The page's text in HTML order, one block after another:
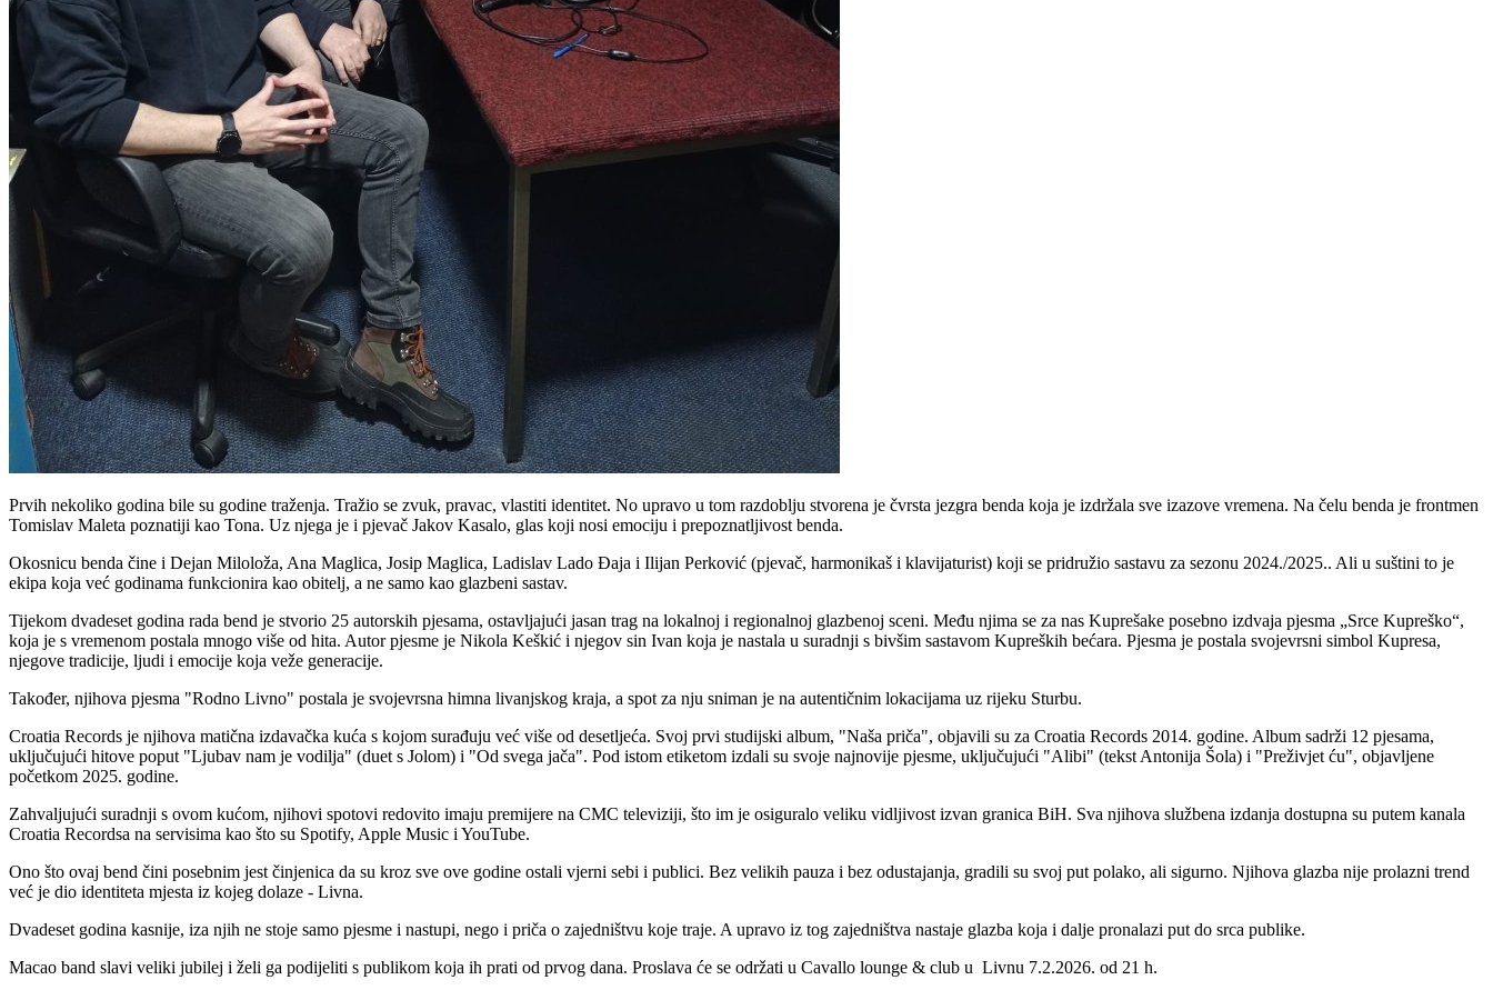
Prvih nekoliko godina bile su godine traženja. Tražio se zvuk, pravac, vlastiti identitet. No upravo u tom razdoblju stvorena je čvrsta jezgra benda koja je izdržala sve izazove vremena. Na čelu benda je frontmen
Tomislav Maleta poznatiji kao Tona. Uz njega je i pjevač Jakov Kasalo, glas koji nosi emociju i prepoznatljivost benda.
Okosnicu benda čine i Dejan Miloloža, Ana Maglica, Josip Maglica, Ladislav Lado Đaja i Ilijan Perković (pjevač, harmonikaš i klavijaturist) koji se pridružio sastavu za sezonu 2024./2025.. Ali u suštini to je
ekipa koja već godinama funkcionira kao obitelj, a ne samo kao glazbeni sastav.
Tijekom dvadeset godina rada bend je stvorio 25 autorskih pjesama, ostavljajući jasan trag na lokalnoj i regionalnoj glazbenoj sceni. Među njima se za nas Kuprešake posebno izdvaja pjesma „Srce Kupreško“,
koja je s vremenom postala mnogo više od hita. Autor pjesme je Nikola Keškić i njegov sin Ivan koja je nastala u suradnji s bivšim sastavom Kupreških bećara. Pjesma je postala svojevrsni simbol Kupresa,
njegove tradicije, ljudi i emocije koja veže generacije.
Također, njihova pjesma "Rodno Livno" postala je svojevrsna himna livanjskog kraja, a spot za nju sniman je na autentičnim lokacijama uz rijeku Sturbu.
Croatia Records je njihova matična izdavačka kuća s kojom surađuju već više od desetljeća. Svoj prvi studijski album, "Naša priča", objavili su za Croatia Records 2014. godine. Album sadrži 12 pjesama,
uključujući hitove poput "Ljubav nam je vodilja" (duet s Jolom) i "Od svega jača". Pod istom etiketom izdali su svoje najnovije pjesme, uključujući "Alibi" (tekst Antonija Šola) i "Preživjet ću", objavljene
početkom 2025. godine.
Zahvaljujući suradnji s ovom kućom, njihovi spotovi redovito imaju premijere na CMC televiziji, što im je osiguralo veliku vidljivost izvan granica BiH. Sva njihova službena izdanja dostupna su putem kanala
Croatia Recordsa na servisima kao što su Spotify, Apple Music i YouTube.
Ono što ovaj bend čini posebnim jest činjenica da su kroz sve ove godine ostali vjerni sebi i publici. Bez velikih pauza i bez odustajanja, gradili su svoj put polako, ali sigurno. Njihova glazba nije prolazni trend
već je dio identiteta mjesta iz kojeg dolaze - Livna.
Dvadeset godina kasnije, iza njih ne stoje samo pjesme i nastupi, nego i priča o zajedništvu koje traje. A upravo iz tog zajedništva nastaje glazba koja i dalje pronalazi put do srca publike.
Macao band slavi veliki jubilej i želi ga podijeliti s publikom koja ih prati od prvog dana. Proslava će se održati u Cavallo lounge & club u Livnu 7.2.2026. od 21 h.